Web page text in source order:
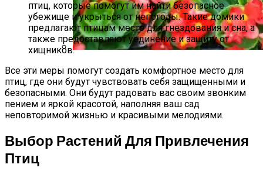
Гёреме – Национальный Парк Церквей
Бегонии: Красота И Нежность В Вашем
Саду
птиц, которые помогут им найти безопасное
убежище и укрыться от непогоды. Такие домики
предлагают птицам место для гнездования и сна, а
также предоставляют уединение и защиту от
хищников.
Все эти меры помогут создать комфортное место для
птиц, где они будут чувствовать себя защищенными и
безопасными. Они будут радовать вас своим звонким
пением и яркой красотой, наполняя ваш сад
неповторимой жизнью и красивыми мелодиями.
Выбор Растений Для Привлечения
Птиц